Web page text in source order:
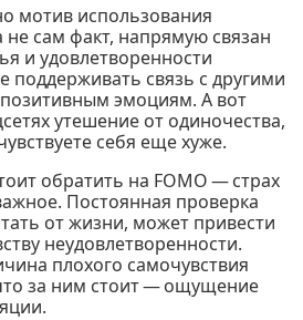
мотив использования
не сам факт, напрямую связан
и удовлетворенности
связь с другими
эмоциям. А вот
утешение от одиночества,
себя еще хуже.
обратить на FOMO — страх
Постоянная проверка
от жизни, может привести
неудовлетворенности.
плохого самочувствия
за ним стоит — ощущение